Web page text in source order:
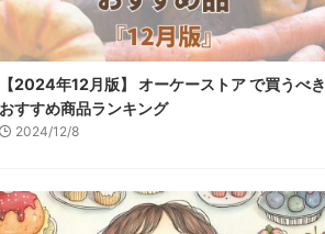
【2024年12月版】 オーケーストア で買うべき
おすすめ商品ランキング
2024/12/8